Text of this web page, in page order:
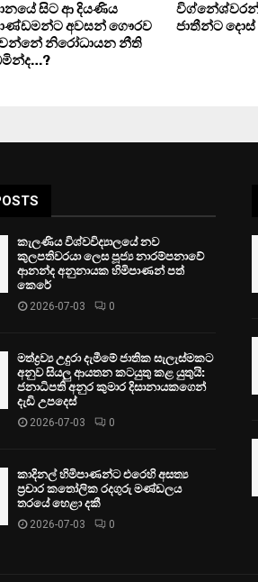
සිට ආ දියණිය
අවසන් ගෞරව
නිරෝධායන නීති
ජාතීන්ට
කැලණිය විශ්වවිද්‍යාලයේ නව
කුලපතිවරයා ලෙස පූජ්‍ය නාරම්පනාවේ
ආනන්ද අනුනායක හිමිපාණන් පත්
කෙරේ
2026-07-03 0
මත්ද්‍රව්‍ය උදුරා දැමීමේ ජාතික සැලැස්මකට
අනුව සියලු ආයතන කටයුතු කළ යුතුයි:
ජනාධිපති අනුර කුමාර දිසානායකගෙන්
දැඩි උපදෙස්
2026-07-03 0
කාදිනල් හිමිපාණන්ට එරෙහි අසත්‍ය
ප්‍රචාර කතෝලික රදගුරු මණ්ඩලය
තරයේ හෙළා දකී
2026-07-03 0